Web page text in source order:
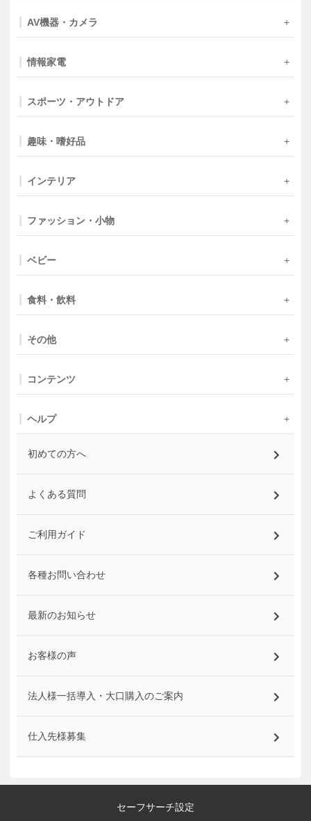
AV機器・カメラ
情報家電
スポーツ・アウトドア
趣味・嗜好品
インテリア
ファッション・小物
ベビー
食料・飲料
その他
コンテンツ
ヘルプ
初めての方へ
よくある質問
ご利用ガイド
各種お問い合わせ
最新のお知らせ
お客様の声
法人様一括導入・大口購入のご案内
仕入先様募集
セーフサーチ設定